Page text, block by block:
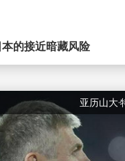
的接近暗藏风险
亚历山大